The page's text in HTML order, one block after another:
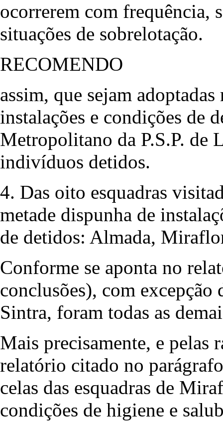
ocorrerem com frequência,
situações de sobrelotação.
RECOMENDO
assim, que sejam
instalações e condições de
Metropolitano da P.S.P. de
indivíduos detidos.
4. Das oito esquadras
metade dispunha de
de detidos: Almada,
Conforme se aponta no
conclusões), com excepção
Sintra, foram todas as
Mais precisamente, e pelas
relatório citado no
celas das esquadras de
condições de higiene e